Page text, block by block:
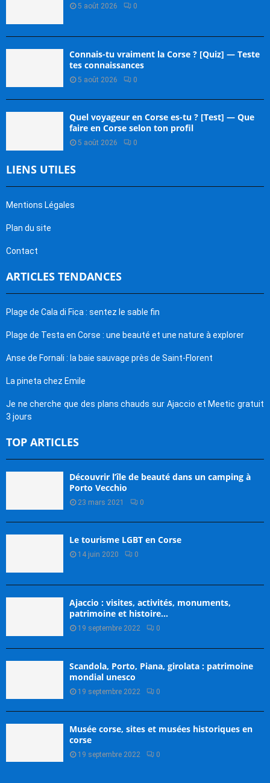
5 août 2026 0
Connais-tu vraiment la Corse ? [Quiz] — Teste
tes connaissances
5 août 2026 0
Quel voyageur en Corse es-tu ? [Test] — Que
faire en Corse selon ton profil
5 août 2026 0
LIENS UTILES
Mentions Légales
Plan du site
Contact
ARTICLES TENDANCES
Plage de Cala di Fica : sentez le sable fin
Plage de Testa en Corse : une beauté et une nature à explorer
Anse de Fornali : la baie sauvage près de Saint-Florent
La pineta chez Emile
Je ne cherche que des plans chauds sur Ajaccio et Meetic gratuit
3 jours
TOP ARTICLES
Découvrir l’île de beauté dans un camping à
Porto Vecchio
23 mars 2021 0
Le tourisme LGBT en Corse
14 juin 2020 0
Ajaccio : visites, activités, monuments,
patrimoine et histoire…
19 septembre 2022 0
Scandola, Porto, Piana, girolata : patrimoine
mondial unesco
19 septembre 2022 0
Musée corse, sites et musées historiques en
corse
19 septembre 2022 0